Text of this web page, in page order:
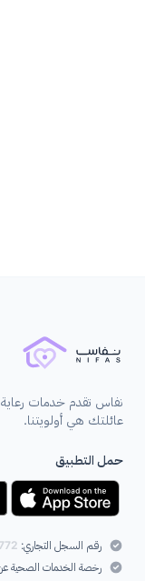
نفاس تقدم خدمات
عائلتك هي أولويتنا.
حمل التطبيق
رقم السجل التجاري:
رخصة الخدمات الصحية